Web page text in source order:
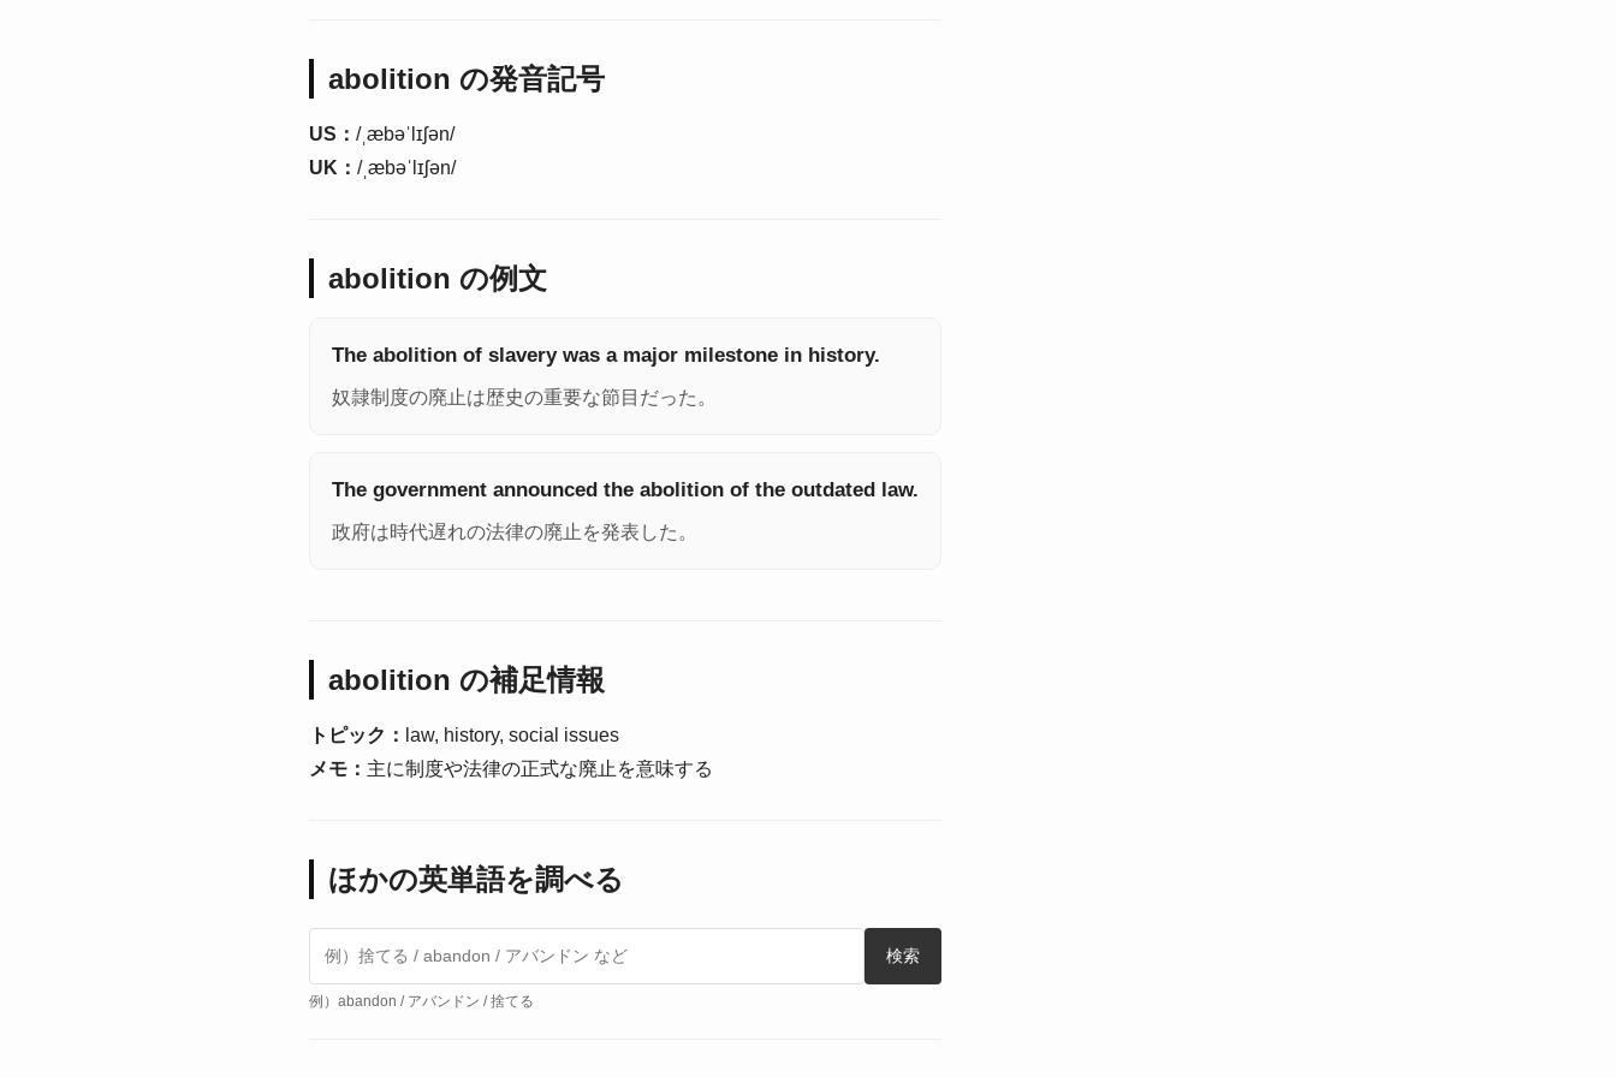
abolition の発音記号
US： /ˌæbəˈlɪʃən/
UK： /ˌæbəˈlɪʃən/
abolition の例文
The abolition of slavery was a major milestone in history.
奴隷制度の廃止は歴史の重要な節目だった。
The government announced the abolition of the outdated law.
政府は時代遅れの法律の廃止を発表した。
abolition の補足情報
トピック： law, history, social issues
メモ： 主に制度や法律の正式な廃止を意味する
ほかの英単語を調べる
検索
例）abandon / アバンドン / 捨てる